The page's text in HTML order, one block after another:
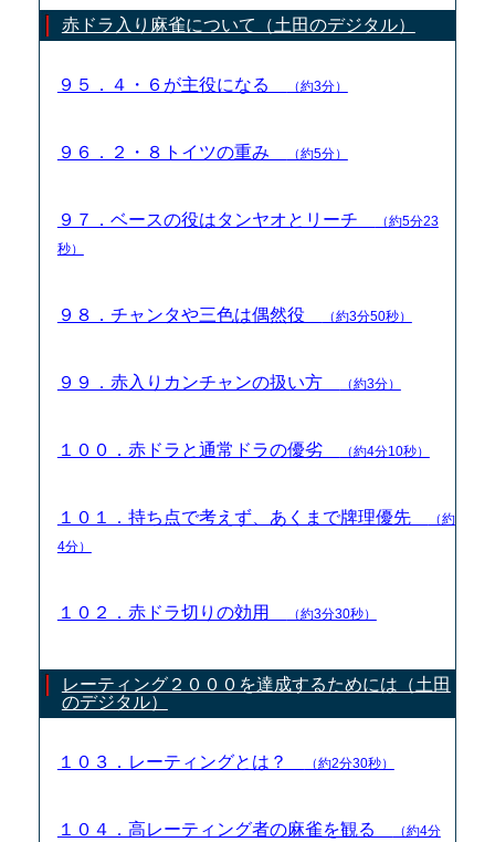
赤ドラ入り麻雀について（土田のデジタル）
９５．４・６が主役になる （約3分）
９６．２・８トイツの重み （約5分）
９７．ベースの役はタンヤオとリーチ
（約5分23
秒）
９８．チャンタや三色は偶然役 （約3分50秒）
９９．赤入りカンチャンの扱い方 （約3分）
１００．赤ドラと通常ドラの優劣 （約4分10秒）
１０１．持ち点で考えず、あくまで牌理優先
（約
4分）
１０２．赤ドラ切りの効用 （約3分30秒）
レーティング２０００を達成するためには（土田
のデジタル）
１０３．レーティングとは？ （約2分30秒）
１０４．高レーティング者の麻雀を観る
（約4分